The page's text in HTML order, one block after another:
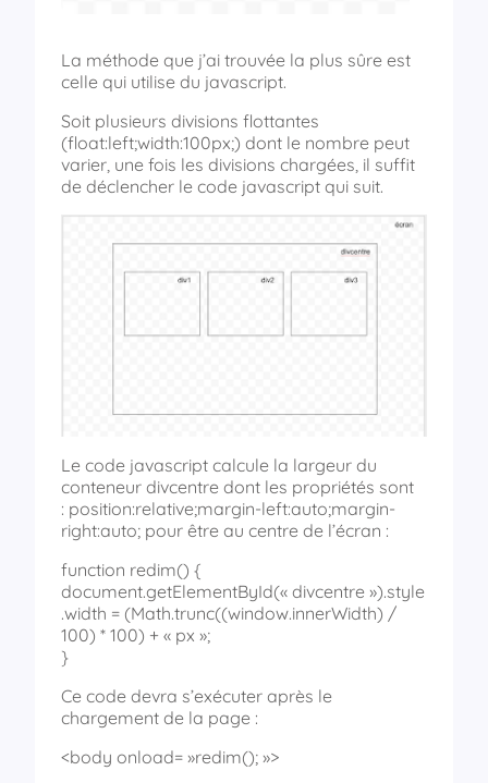
La méthode que j’ai trouvée la plus sûre est
celle qui utilise du javascript.
Soit plusieurs divisions flottantes
(float:left;width:100px;) dont le nombre peut
varier, une fois les divisions chargées, il suffit
de déclencher le code javascript qui suit.
Le code javascript calcule la largeur du
conteneur divcentre dont les propriétés sont
: position:relative;margin-left:auto;margin-
right:auto; pour être au centre de l’écran :
function redim() {
document.getElementById(« divcentre »).style
.width = (Math.trunc((window.innerWidth) /
100) * 100) + « px »;
}
Ce code devra s’exécuter après le
chargement de la page :
<body onload= »redim(); »>